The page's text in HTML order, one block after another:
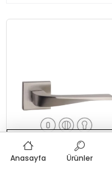
Tükendi
Anasayfa Ürünler